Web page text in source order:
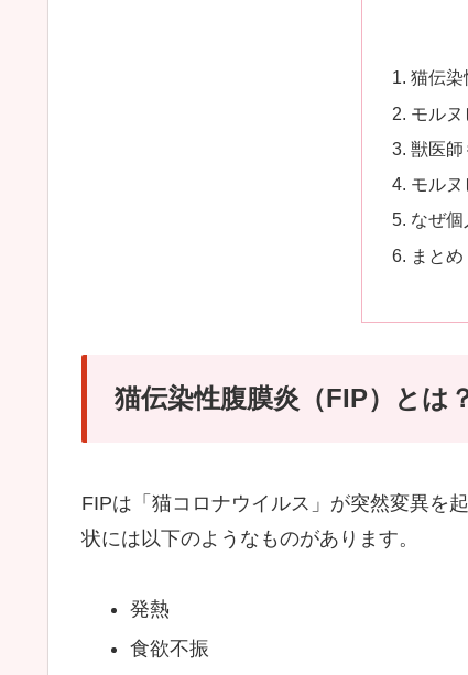
猫伝染
モル
獣医師
モル
なぜ個
まとめ
猫伝染性腹膜炎（FIP）とは
FIPは「猫コロナウイルス」が突然変異を
状には以下のようなものがあります。
発熱
食欲不振